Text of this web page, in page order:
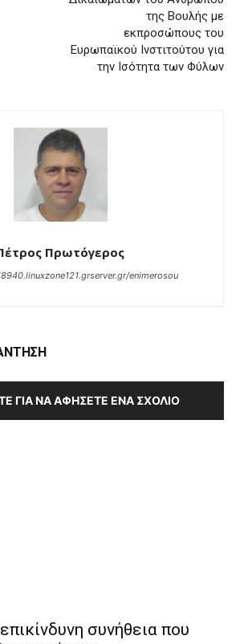
της Βουλής με
εκπροσώπους του
Ευρωπαϊκού Ινστιτούτου για
την Ισότητα των Φύλων
Πρωτόγερος
enimerosou
ΓΙΑ ΝΑ ΑΦΉΣΕΤΕ ΈΝΑ ΣΧΌΛΙΟ
συνήθεια που